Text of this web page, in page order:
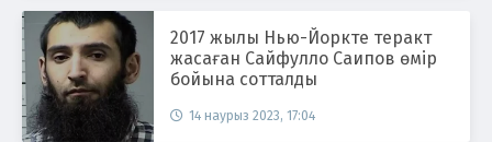
2017 жылы Нью-Йоркте теракт
жасаған Сайфулло Саипов өмір
бойына сотталды
14 наурыз 2023, 17:04